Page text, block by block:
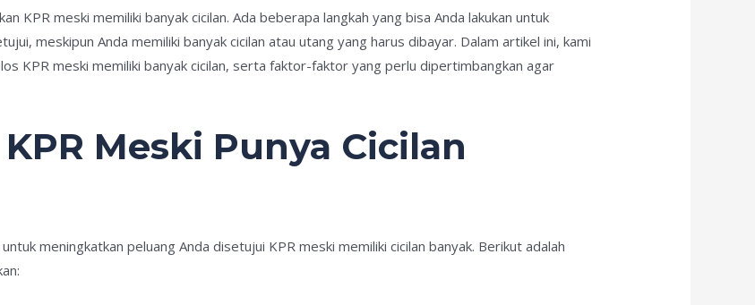
KPR meski memiliki banyak cicilan. Ada beberapa langkah yang bisa Anda lakukan untuk
meskipun Anda memiliki banyak cicilan atau utang yang harus dibayar. Dalam artikel ini, kami
KPR meski memiliki banyak cicilan, serta faktor-faktor yang perlu dipertimbangkan agar
Meski Punya Cicilan
meningkatkan peluang Anda disetujui KPR meski memiliki cicilan banyak. Berikut adalah